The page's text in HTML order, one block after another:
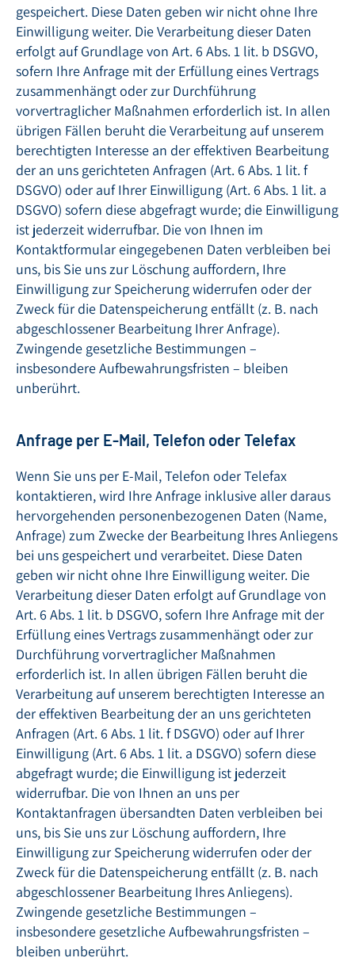
gespeichert. Diese Daten geben wir nicht ohne Ihre
Einwilligung weiter. Die Verarbeitung dieser Daten
erfolgt auf Grundlage von Art. 6 Abs. 1 lit. b DSGVO,
sofern Ihre Anfrage mit der Erfüllung eines Vertrags
zusammenhängt oder zur Durchführung
vorvertraglicher Maßnahmen erforderlich ist. In allen
übrigen Fällen beruht die Verarbeitung auf unserem
berechtigten Interesse an der effektiven Bearbeitung
der an uns gerichteten Anfragen (Art. 6 Abs. 1 lit. f
DSGVO) oder auf Ihrer Einwilligung (Art. 6 Abs. 1 lit. a
DSGVO) sofern diese abgefragt wurde; die Einwilligung
ist jederzeit widerrufbar. Die von Ihnen im
Kontaktformular eingegebenen Daten verbleiben bei
uns, bis Sie uns zur Löschung auffordern, Ihre
Einwilligung zur Speicherung widerrufen oder der
Zweck für die Datenspeicherung entfällt (z. B. nach
abgeschlossener Bearbeitung Ihrer Anfrage).
Zwingende gesetzliche Bestimmungen –
insbesondere Aufbewahrungsfristen – bleiben
unberührt.
Anfrage per E-Mail, Telefon oder Telefax
Wenn Sie uns per E-Mail, Telefon oder Telefax
kontaktieren, wird Ihre Anfrage inklusive aller daraus
hervorgehenden personenbezogenen Daten (Name,
Anfrage) zum Zwecke der Bearbeitung Ihres Anliegens
bei uns gespeichert und verarbeitet. Diese Daten
geben wir nicht ohne Ihre Einwilligung weiter. Die
Verarbeitung dieser Daten erfolgt auf Grundlage von
Art. 6 Abs. 1 lit. b DSGVO, sofern Ihre Anfrage mit der
Erfüllung eines Vertrags zusammenhängt oder zur
Durchführung vorvertraglicher Maßnahmen
erforderlich ist. In allen übrigen Fällen beruht die
Verarbeitung auf unserem berechtigten Interesse an
der effektiven Bearbeitung der an uns gerichteten
Anfragen (Art. 6 Abs. 1 lit. f DSGVO) oder auf Ihrer
Einwilligung (Art. 6 Abs. 1 lit. a DSGVO) sofern diese
abgefragt wurde; die Einwilligung ist jederzeit
widerrufbar. Die von Ihnen an uns per
Kontaktanfragen übersandten Daten verbleiben bei
uns, bis Sie uns zur Löschung auffordern, Ihre
Einwilligung zur Speicherung widerrufen oder der
Zweck für die Datenspeicherung entfällt (z. B. nach
abgeschlossener Bearbeitung Ihres Anliegens).
Zwingende gesetzliche Bestimmungen –
insbesondere gesetzliche Aufbewahrungsfristen –
bleiben unberührt.